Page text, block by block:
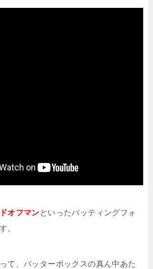
オフマンといったバッティングフォ
。
て、バッターボックスの真ん中あた